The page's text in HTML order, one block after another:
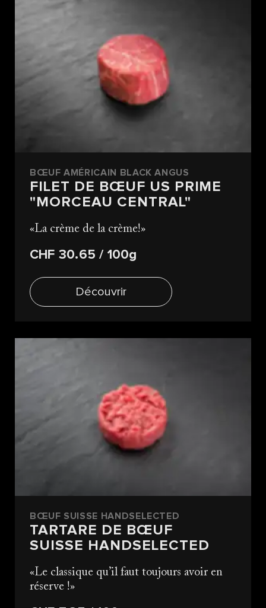
BŒUF AMÉRICAIN BLACK ANGUS
FILET DE BŒUF US PRIME
"MORCEAU CENTRAL"
La crème de la crème!
CHF 30.65/ 100g
Découvrir
BŒUF SUISSE HANDSELECTED
TARTARE DE BŒUF
SUISSE HANDSELECTED
Le classique qu’il faut toujours avoir en
réserve !